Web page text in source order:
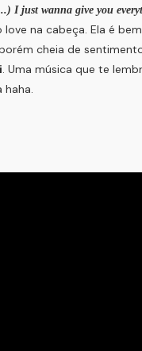
I just wanna give you
na cabeça. Ela é
cheia de
. Uma música que te
haha.